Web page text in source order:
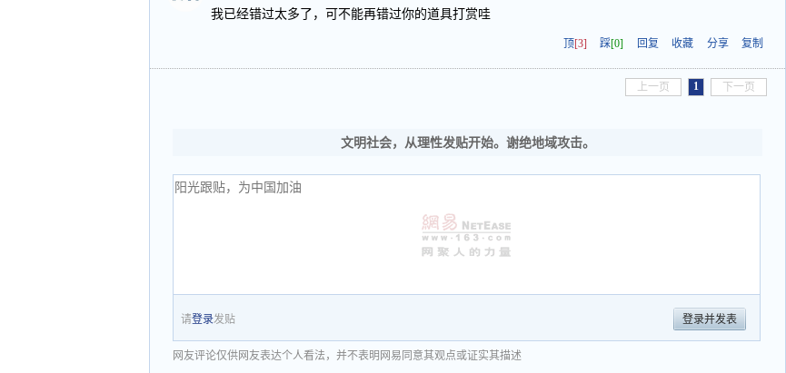
我已经错过太多了，可不能再错过你的道具打赏哇
顶[3] 踩[0] 回复 收藏 分享 复制
上一页 1 下一页
文明社会，从理性发贴开始。谢绝地域攻击。
请登录发贴 登录并发表
网友评论仅供网友表达个人看法，并不表明网易同意其观点或证实其描述